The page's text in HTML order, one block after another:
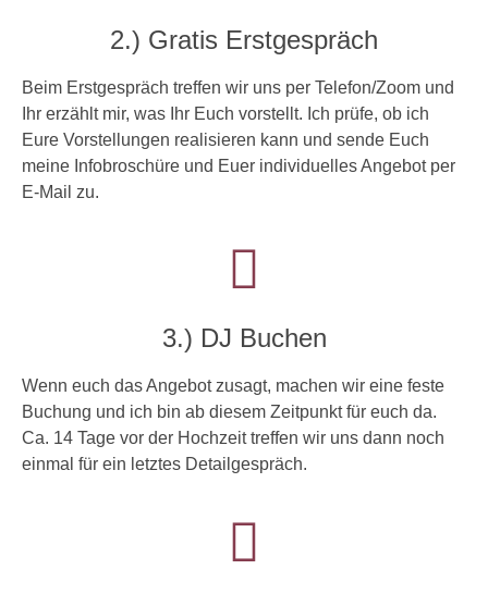
2.) Gratis Erstgespräch
Beim Erstgespräch treffen wir uns per Telefon/Zoom und
Ihr erzählt mir, was Ihr Euch vorstellt. Ich prüfe, ob ich
Eure Vorstellungen realisieren kann und sende Euch
meine Infobroschüre und Euer individuelles Angebot per
E-Mail zu.
3.) DJ Buchen
Wenn euch das Angebot zusagt, machen wir eine feste
Buchung und ich bin ab diesem Zeitpunkt für euch da.
Ca. 14 Tage vor der Hochzeit treffen wir uns dann noch
einmal für ein letztes Detailgespräch.